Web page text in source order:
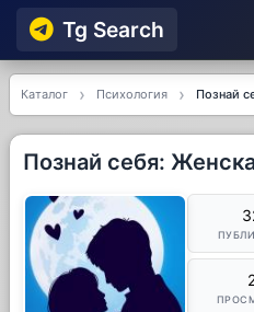
Tg Searсh
Каталог Психология Познай
Познай себя: